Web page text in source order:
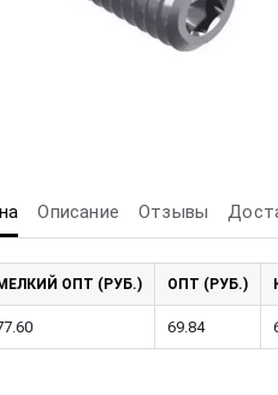
Описание Отзывы
ОПТ (РУБ.) ОПТ (РУБ.)
69.84